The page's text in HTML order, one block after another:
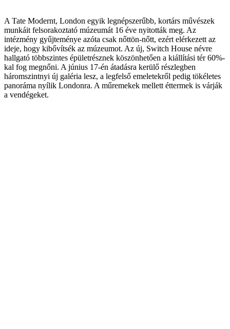
A Tate Modernt, London egyik legnépszerűbb, kortárs művészek
munkáit felsorakoztató múzeumát 16 éve nyitották meg. Az
intézmény gyűjteménye azóta csak nőttön-nőtt, ezért elérkezett az
ideje, hogy kibővítsék az múzeumot. Az új, Switch House névre
hallgató többszintes épületrésznek köszönhetően a kiállítási tér 60%-
kal fog megnőni. A június 17-én átadásra kerülő részlegben
háromszintnyi új galéria lesz, a legfelső emeletekről pedig tökéletes
panoráma nyílik Londonra. A műremekek mellett éttermek is várják
a vendégeket.